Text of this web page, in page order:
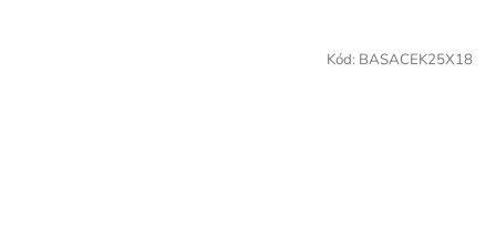
Kód: BASACEK25X18